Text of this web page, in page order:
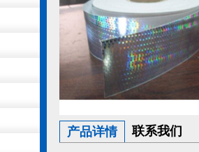
产品详情 联系我们